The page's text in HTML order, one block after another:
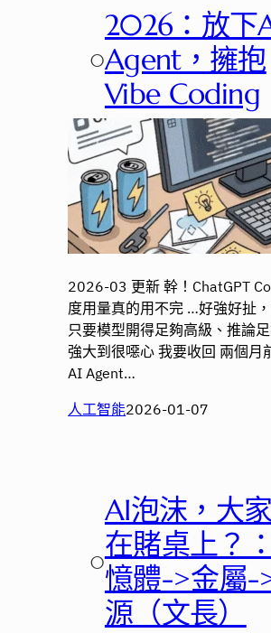
○
2026：放下
Agent，擁抱
Vibe Coding
2026-03 更新 幹！ChatGPT
度用量真的用不完 …好強好扯
只要模型開得足夠高級、推論
強大到很噁心 我要收回 兩個月
AI Agent…
人工智能2026-01-07
○
AI泡沫，大
在賭桌上？
憶體->金屬-
源（文長）